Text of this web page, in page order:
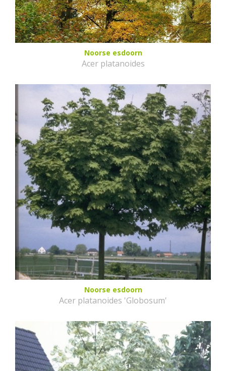
Noorse esdoorn
Acer platanoides
Noorse esdoorn
Acer platanoides 'Globosum'